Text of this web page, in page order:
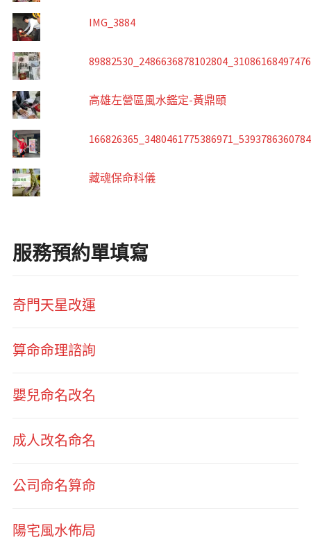
IMG_3884
高雄左營區風水鑑定-黃鼎頤
藏魂保命科儀
服務預約單填寫
奇門天星改運
算命命理諮詢
嬰兒命名改名
成人改名命名
公司命名算命
陽宅風水佈局